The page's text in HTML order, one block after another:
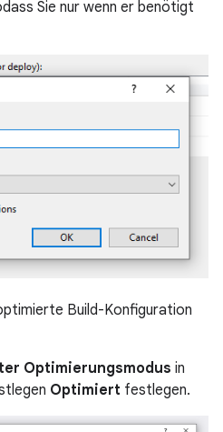
Sie nur wenn er benötigt
Build-Konfiguration
Optimierungsmodus in
Optimiert festlegen.